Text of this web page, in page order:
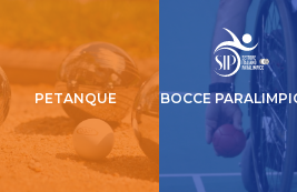
PETANQUE BOCCE